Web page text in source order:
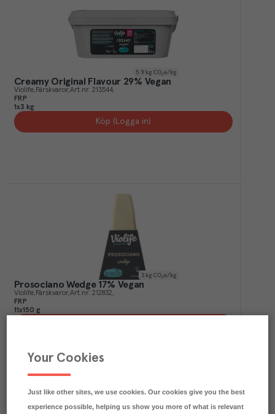
5.9 kg CO₂e/kg
Creamy Original Flavour 29% Vegan
Violife Färskvaror Art.nr. 213544
FRP
1x3 kg
Köp (Logga in)
3 kg CO₂e/kg
Prosociano Wedge 17% Vegan
Violife Färskvaror Art.nr. 212832
FRP
11x150 g
Your Cookies
Just like other sites, we use cookies. Our cookies give you the best
experience possible, helping us show you more of what is relevant